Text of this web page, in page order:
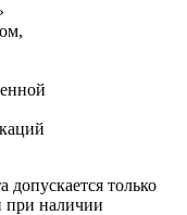
допускается только
при наличии